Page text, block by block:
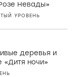
Невады»
УРОВЕНЬ
деревья и
«Дитя ночи»